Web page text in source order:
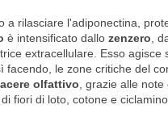
a rilasciare l'adiponectina,
è intensificato dallo zenzero,
extracellulare. Esso agisce
facendo, le zone critiche del
olfattivo, grazie alle
fiori di loto, cotone e